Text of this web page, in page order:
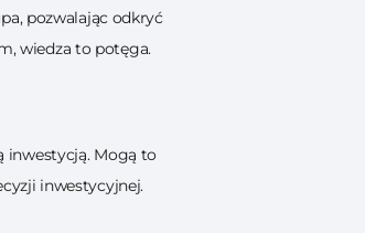
pozwalając odkryć
wiedza to potęga.
inwestycją. Mogą to
inwestycyjnej.